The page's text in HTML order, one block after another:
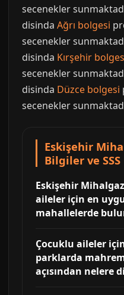
secenekler
disinda Ağrı bolgesi
secenekler
disinda Kırşehir
secenekler
disinda Düzce bolgesi
secenekler
Eskişehir
Bilgiler ve SSS
Eskişehir
aileler için en
mahallelerde
Çocuklu aileler
parklarda
açısından nelere